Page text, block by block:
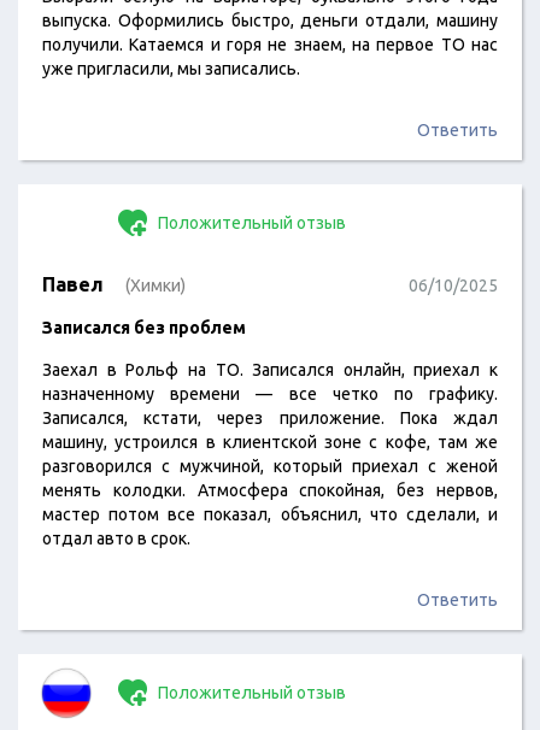
выпуска. Оформились быстро, деньги отдали, машину
получили. Катаемся и горя не знаем, на первое ТО нас
уже пригласили, мы записались.
Ответить
Положительный отзыв
Павел (Химки) 06/10/2025
Записался без проблем
Заехал в Рольф на ТО. Записался онлайн, приехал к
назначенному времени — все четко по графику.
Записался, кстати, через приложение. Пока ждал
машину, устроился в клиентской зоне с кофе, там же
разговорился с мужчиной, который приехал с женой
менять колодки. Атмосфера спокойная, без нервов,
мастер потом все показал, объяснил, что сделали, и
отдал авто в срок.
Ответить
Положительный отзыв